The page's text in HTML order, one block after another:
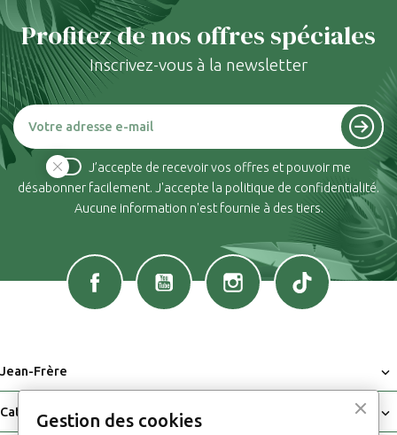
Profitez de nos offres spéciales
Inscrivez-vous à la newsletter
J’accepte de recevoir vos offres et pouvoir me
désabonner facilement. J'accepte la politique de confidentialité.
Aucune information n'est fournie à des tiers.
Facebook YouTube Instagram TikTok
Jean-Frère 
Catalogue 
Gestion des cookies